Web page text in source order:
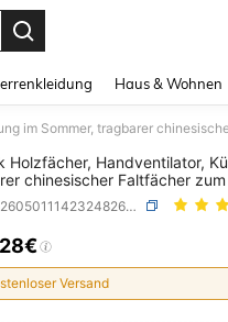
Haus & Wohnen
Holzfächer, Handventilator,
chinesischer Faltfächer
Fächer. Geeignet zum
Szenarien SKU: sh260501114232482627508
AND
Versand